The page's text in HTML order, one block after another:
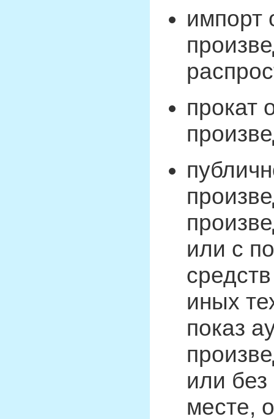
импорт
прокат
или с
иных
показ
или
месте,